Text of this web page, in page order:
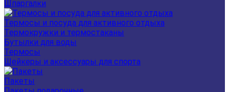
Шпаргалки
Термосы и посуда для активного отдыха
Термокружки и термостаканы
Бутылки для воды
Термосы
Шейкеры и аксессуары для спорта
Пакеты